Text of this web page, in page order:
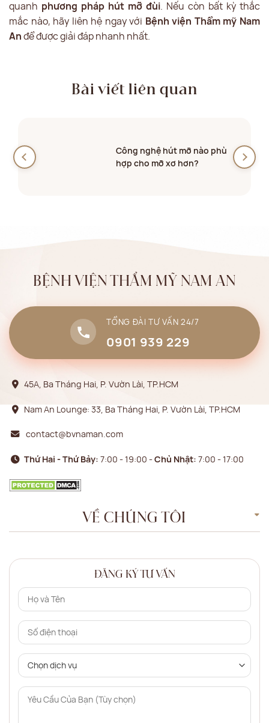
quanh phương pháp hút mỡ đùi. Nếu còn bất kỳ thắc
mắc nào, hãy liên hệ ngay với Bệnh viện Thẩm mỹ Nam
Anđể được giải đáp nhanh nhất.
Bài viết liên quan
Công nghệ hút mỡ nào phù
hợp cho mỡ xơ hơn?
BỆNH VIỆN THẨM MỸ NAM AN
TỔNG ĐÀI TƯ VẤN 24/7
0901 939 229
45A, Ba Tháng Hai, P. Vườn Lài, TP.HCM
Nam An Lounge: 33, Ba Tháng Hai, P. Vườn Lài, TP.HCM
contact@bvnaman.com
Thứ Hai - Thứ Bảy: 7:00 - 19:00 -Chủ Nhật: 7:00 - 17:00
VỀ CHÚNG TÔI
ĐĂNG KÝ TƯ VẤN